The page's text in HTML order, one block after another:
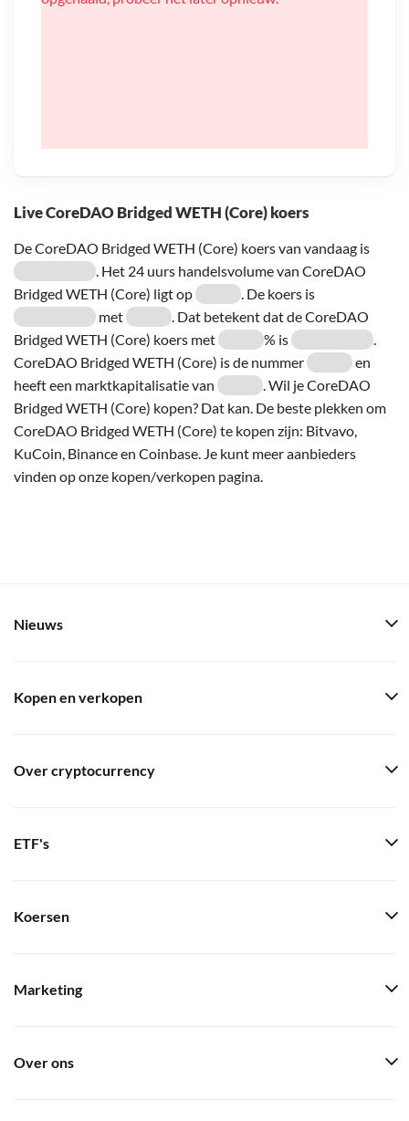
Live CoreDAO Bridged WETH (Core) koers
De CoreDAO Bridged WETH (Core) koers van vandaag is
. Het 24 uurs handelsvolume van CoreDAO
Bridged WETH (Core) ligt op
. De koers is
met
. Dat betekent dat de CoreDAO
Bridged WETH (Core) koers met
% is
.
CoreDAO Bridged WETH (Core) is de nummer
en
heeft een marktkapitalisatie van
. Wil je CoreDAO
Bridged WETH (Core) kopen? Dat kan. De beste plekken om
CoreDAO Bridged WETH (Core) te kopen zijn: Bitvavo,
KuCoin, Binance en Coinbase. Je kunt meer aanbieders
vinden op onze kopen/verkopen pagina.
Nieuws
Kopen en verkopen
Over cryptocurrency
ETF's
Koersen
Marketing
Over ons